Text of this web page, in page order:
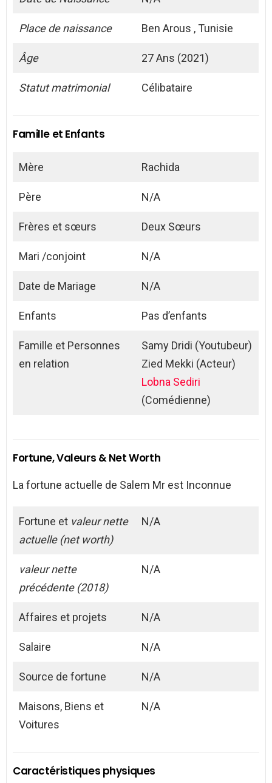
Place de naissance Ben Arous , Tunisie
Âge 27 Ans (2021)
Statut matrimonial Célibataire
Famille et Enfants
Mère Rachida
Père N/A
Frères et sœurs Deux Sœurs
Mari /conjoint N/A
Date de Mariage N/A
Enfants Pas d’enfants
Famille et Personnes
en relation
Samy Dridi (Youtubeur)
Zied Mekki (Acteur)
Lobna Sediri
(Comédienne)
Fortune, Valeurs & Net Worth
La fortune actuelle de Salem Mr est Inconnue
Fortune et valeur nette
actuelle (net worth)
N/A
valeur nette
précédente (2018)
N/A
Affaires et projets N/A
Salaire N/A
Source de fortune N/A
Maisons, Biens et
Voitures
N/A
Caractéristiques physiques